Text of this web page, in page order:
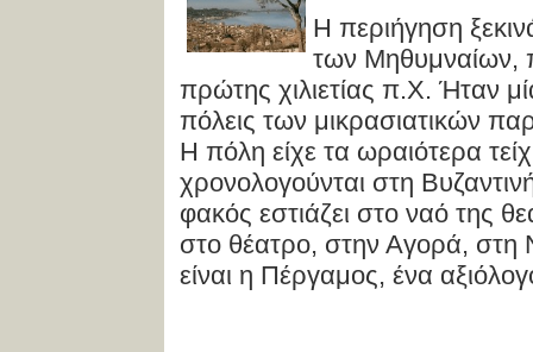
Η περιήγηση
των Μηθυμναίων,
πρώτης χιλιετίας π.Χ. Ήταν
πόλεις των μικρασιατικών
Η πόλη είχε τα ωραιότερα
χρονολογούνται στη
φακός εστιάζει στο ναό της
στο θέατρο, στην Αγορά,
είναι η Πέργαμος, ένα